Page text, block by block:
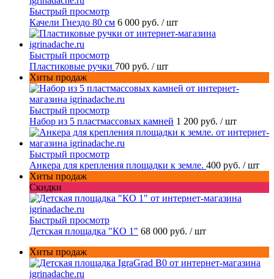
Быстрый просмотр
Качели Гнездо 80 см 6 000 руб. / шт
Быстрый просмотр
Пластиковые ручки 700 руб. / шт
Хиты продаж
Быстрый просмотр
Набор из 5 пластмассовых камней 1 200 руб. / шт
Быстрый просмотр
Анкера для крепления площадки к земле. 400 руб. / шт
Хиты продаж
Скидки
Быстрый просмотр
Детская площадка "КО 1" 68 000 руб. / шт
Хиты продаж